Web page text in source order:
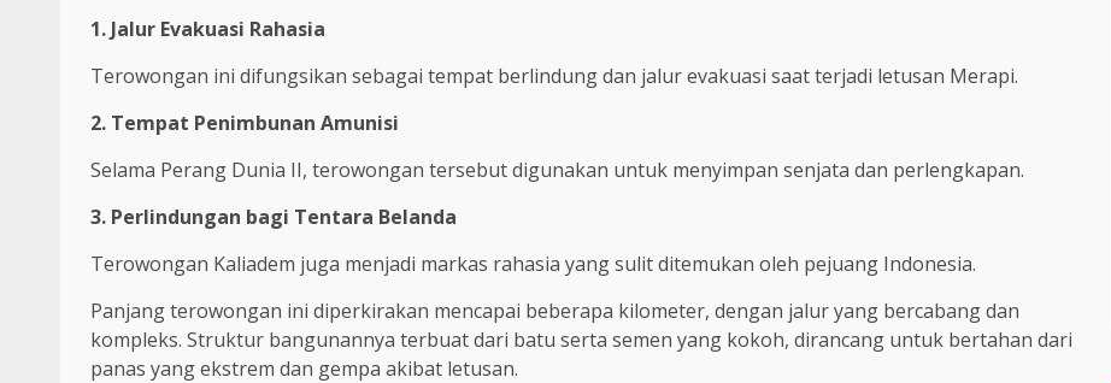
1. Jalur Evakuasi Rahasia
Terowongan ini difungsikan sebagai tempat berlindung dan jalur evakuasi saat terjadi letusan Merapi.
2. Tempat Penimbunan Amunisi
Selama Perang Dunia II, terowongan tersebut digunakan untuk menyimpan senjata dan perlengkapan.
3. Perlindungan bagi Tentara Belanda
Terowongan Kaliadem juga menjadi markas rahasia yang sulit ditemukan oleh pejuang Indonesia.
Panjang terowongan ini diperkirakan mencapai beberapa kilometer, dengan jalur yang bercabang dan
kompleks. Struktur bangunannya terbuat dari batu serta semen yang kokoh, dirancang untuk bertahan dari
panas yang ekstrem dan gempa akibat letusan.